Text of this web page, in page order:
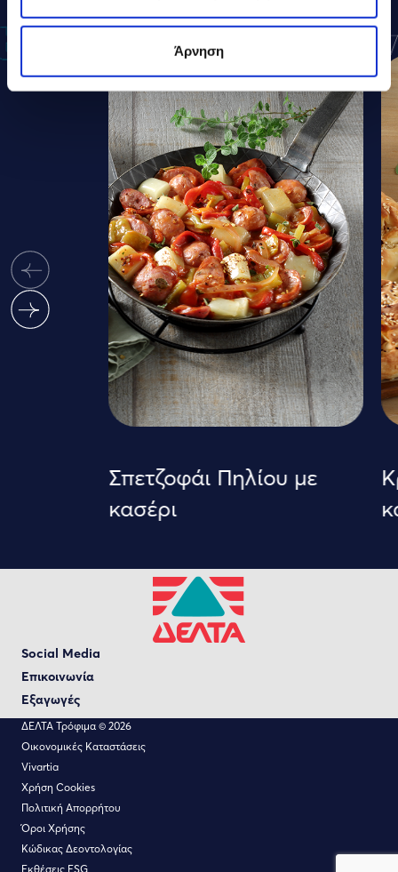
Άρνηση
Σπετζοφάι Πηλίου με
κασέρι
Social Media
Επικοινωνία
Εξαγωγές
ΔΕΛΤΑ Τρόφιμα © 2026
Οικονομικές Καταστάσεις
Vivartia
Χρήση Cookies
Πολιτική Απορρήτου
Όροι Χρήσης
Κώδικας Δεοντολογίας
Εκθέσεις ΕSG